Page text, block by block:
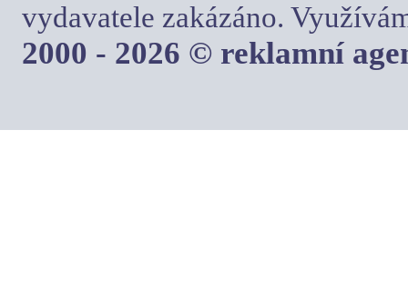
vydavatele zakázáno.
2000 - 2026 © reklamní